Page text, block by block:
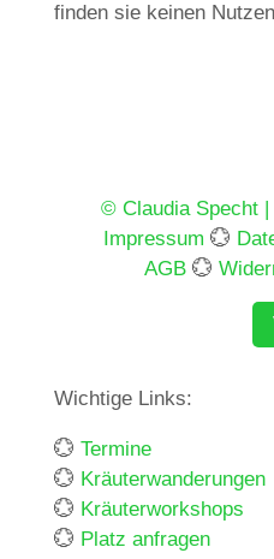
finden sie keinen
© Claudia Specht |
Impressum 💮
AGB💮
Wichtige Links:
💮 Termine
💮 Kräuterwanderungen
💮 Kräuterworkshops
💮 Platz anfragen